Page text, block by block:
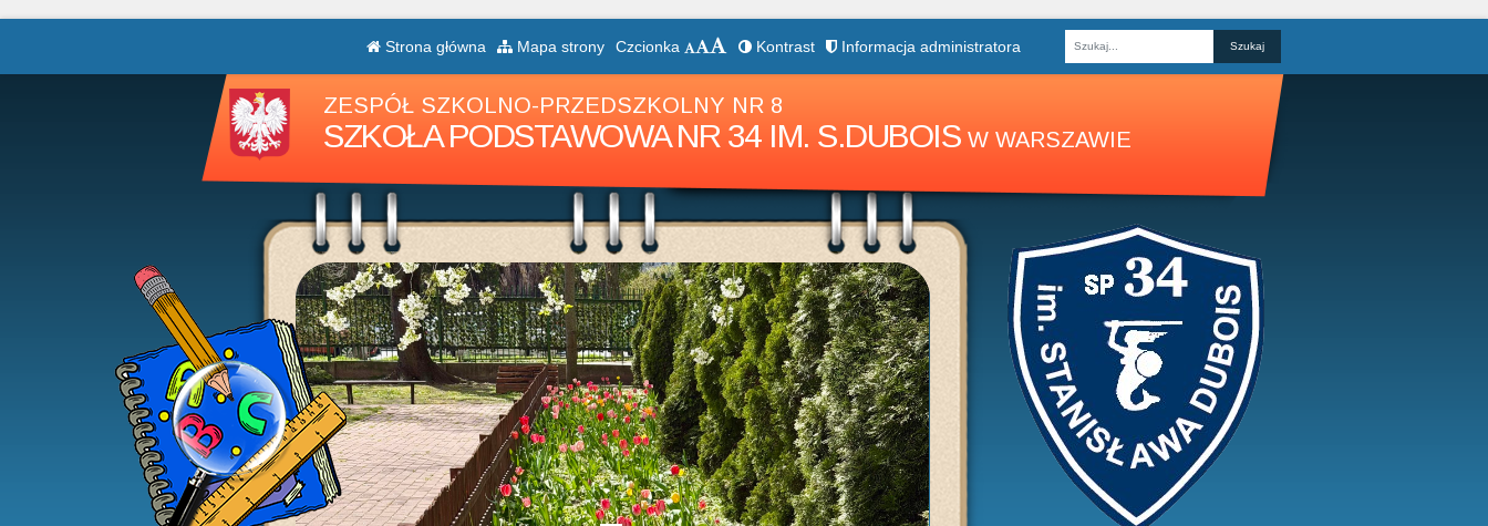
Strona główna Mapa strony Czcionka Kontrast Informacja administratora
Fraza
ZESPÓŁ SZKOLNO-PRZEDSZKOLNY NR 8
SZKOŁA PODSTAWOWA NR 34 IM. S.DUBOIS W WARSZAWIE